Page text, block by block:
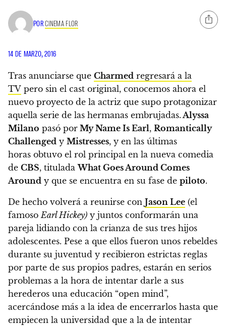
PORCINEMA FLOR
14 DE MARZO, 2016
Tras anunciarse que Charmed regresará a la
TV pero sin el cast original, conocemos ahora el
nuevo proyecto de la actriz que supo protagonizar
aquella serie de las hermanas embrujadas. Alyssa
Milano pasó por My Name Is Earl, Romantically
Challenged y Mistresses, y en las últimas
horas obtuvo el rol principal en la nueva comedia
de CBS, tituladaWhat Goes Around Comes
Around y que se encuentra en su fase de piloto.
De hecho volverá a reunirse con Jason Lee (el
famoso Earl Hickey) y juntos conformarán una
pareja lidiando con la crianza de sus tres hijos
adolescentes. Pese a que ellos fueron unos rebeldes
durante su juventud y recibieron estrictas reglas
por parte de sus propios padres, estarán en serios
problemas a la hora de intentar darle a sus
herederos una educación “open mind”,
acercándose más a la idea de encerrarlos hasta que
empiecen la universidad que a la de intentar